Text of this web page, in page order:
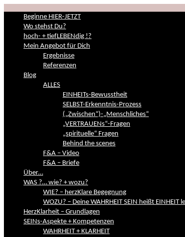
Beginne HIER-JETZT
Wo stehst Du?
hoch- + tiefLEBENdig !?
Mein Angebot für Dich
Ergebnisse
Referenzen
Blog
ALLES
EINHEITs-Bewusstheit
SELBST-Erkenntnis-Prozess
(„Zwischen“)-„Menschliches“
„VERTRAUENs“-Fragen
„spirituelle“ Fragen
Behind the scenes
F&A – Video
F&A – Briefe
Über…
WAS ?… wie? + wozu?
WIE? – herzKlare Begegnung
WOZU? – Deine WAHRHEIT SEIN heißt EINHEIT
HerzKlarheit – Grundlagen
SEINs-Aspekte + Kompetenzen
WAHRHEIT + KLARHEIT